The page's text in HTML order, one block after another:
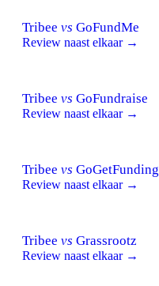
Tribee vs GoFundMe
Review naast elkaar →
Tribee vs GoFundraise
Review naast elkaar →
Tribee vs GoGetFunding
Review naast elkaar →
Tribee vs Grassrootz
Review naast elkaar →